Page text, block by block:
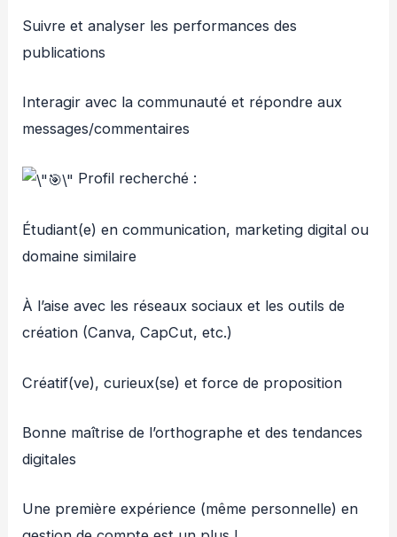
Suivre et analyser les performances des
publications
Interagir avec la communauté et répondre aux
messages/commentaires
Profil recherché :
Étudiant(e) en communication, marketing digital ou
domaine similaire
À l’aise avec les réseaux sociaux et les outils de
création (Canva, CapCut, etc.)
Créatif(ve), curieux(se) et force de proposition
Bonne maîtrise de l’orthographe et des tendances
digitales
Une première expérience (même personnelle) en